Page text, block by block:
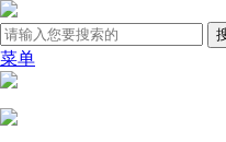
菜单